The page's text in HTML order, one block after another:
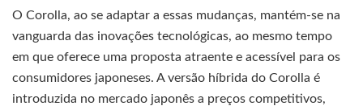
O Corolla, ao se adaptar a essas mudanças, mantém-se na
vanguarda das inovações tecnológicas, ao mesmo tempo
em que oferece uma proposta atraente e acessível para os
consumidores japoneses. A versão híbrida do Corolla é
introduzida no mercado japonês a preços competitivos,